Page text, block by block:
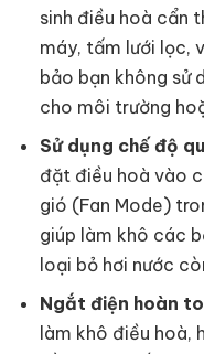
sinh điều hoà cẩn
máy, tấm lưới lọc,
bảo bạn không sử
cho môi trường
Sử dụng chế độ
đặt điều hoà vào
gió (Fan Mode)
giúp làm khô các
loại bỏ hơi nước
Ngắt điện hoàn
làm khô điều hoà,